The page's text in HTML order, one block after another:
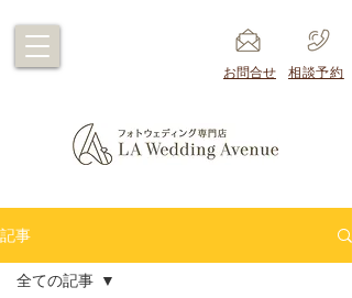
​お問合せ ​相談予約
記事
全ての記事